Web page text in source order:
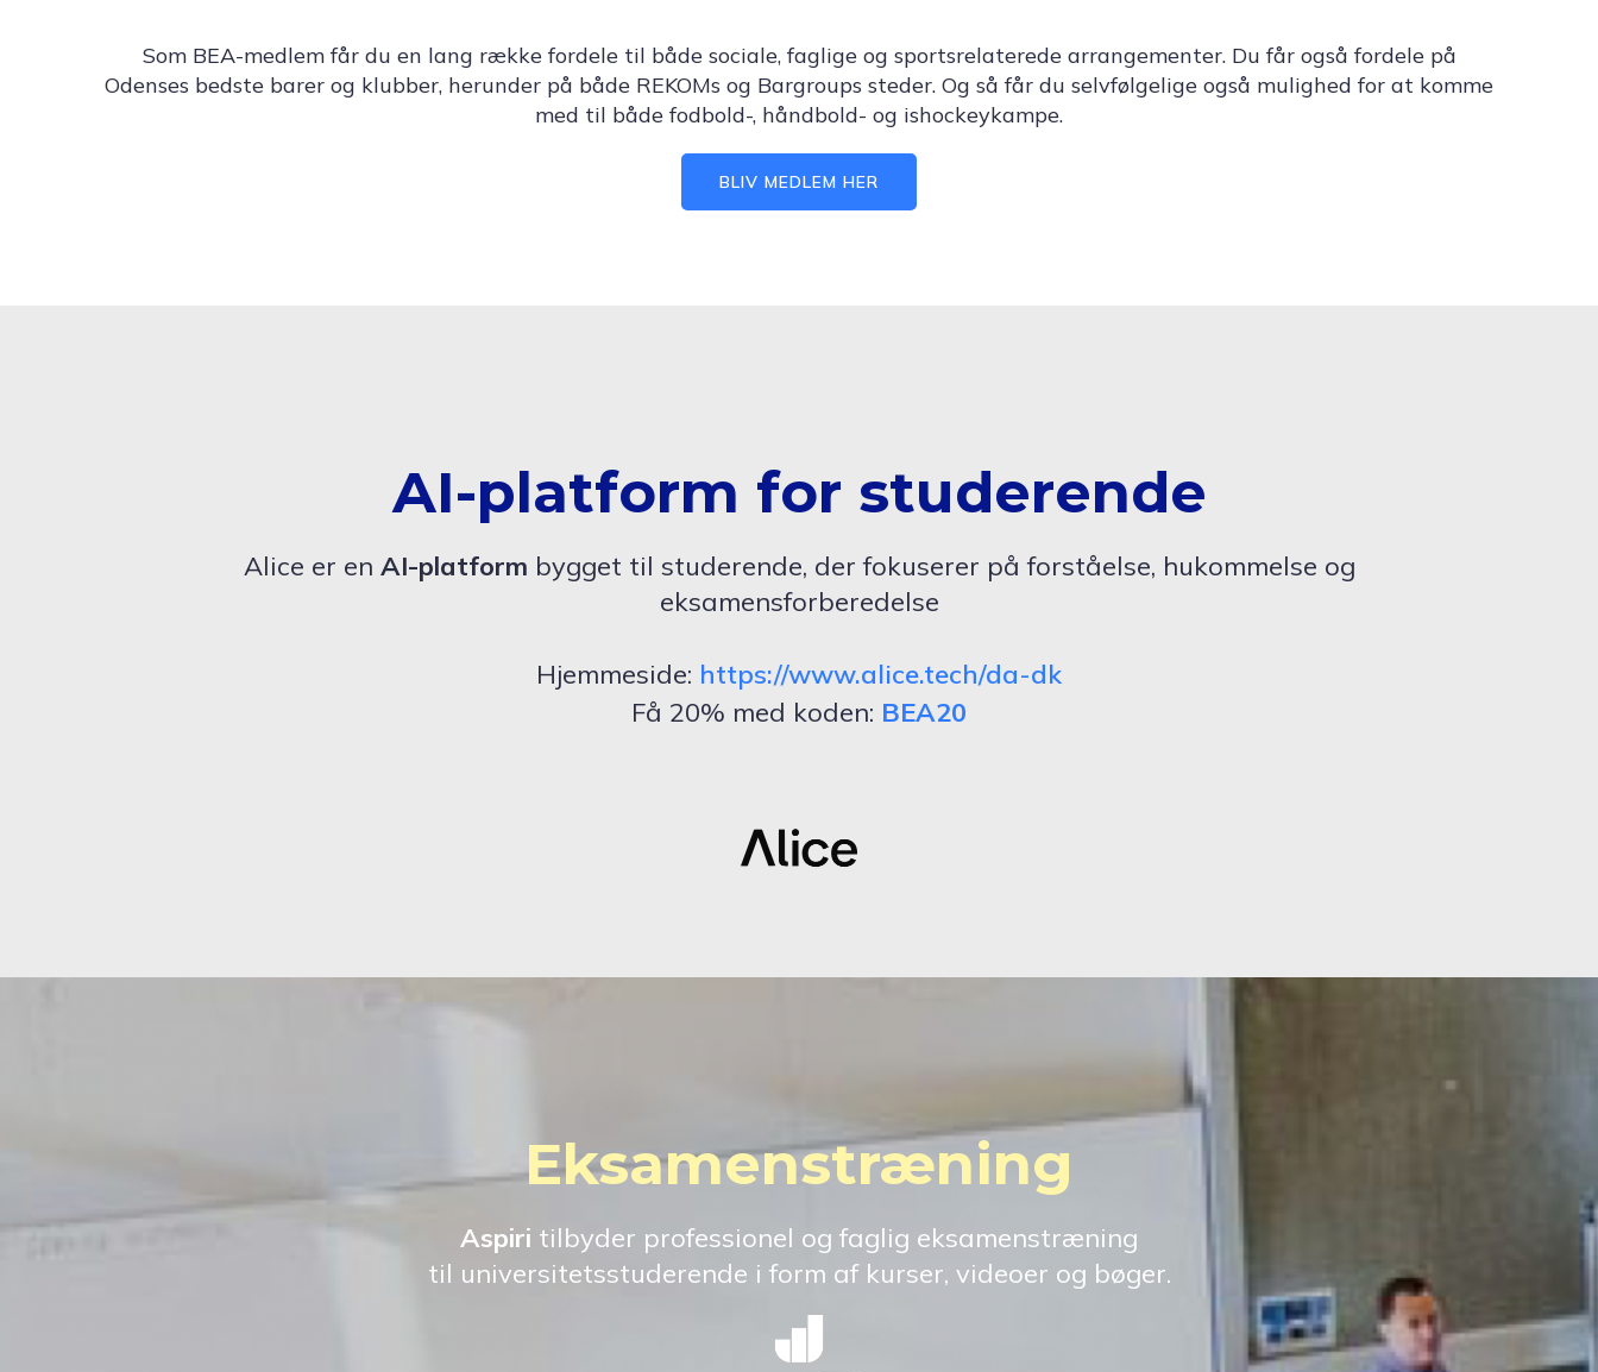
Som BEA-medlem får du en lang række fordele til både sociale, faglige og sportsrelaterede arrangementer. Du får også fordele på
Odenses bedste barer og klubber, herunder på både REKOMs og Bargroups steder. Og så får du selvfølgelige også mulighed for at komme
med til både fodbold-, håndbold- og ishockeykampe.
BLIV MEDLEM HER
AI-platform for studerende
Alice er en AI-platform bygget til studerende, der fokuserer på forståelse, hukommelse og
eksamensforberedelse
Hjemmeside: https://www.alice.tech/da-dk
Få 20% med koden: BEA20
Eksamenstræning
Aspiri tilbyder professionel og faglig eksamenstræning
til universitetsstuderende i form af kurser, videoer og bøger.